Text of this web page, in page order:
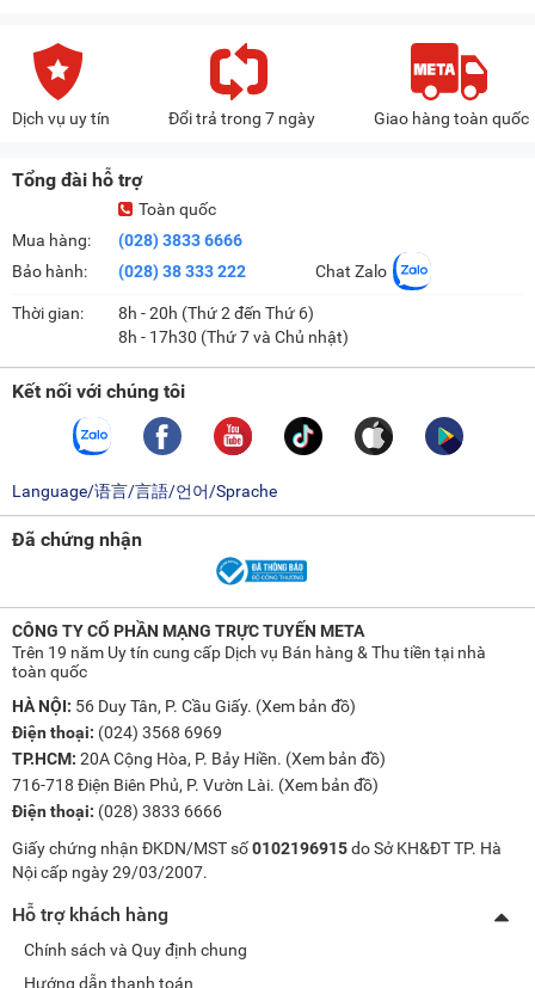
Dịch vụ uy tín Đổi trả trong 7 ngày Giao hàng toàn quốc
Tổng đài hỗ trợ
Mua hàng:
Bảo hành:
Toàn quốc
(028) 3833 6666
(028) 38 333 222
Chat Zalo
Thời gian:
8h - 20h (Thứ 2 đến Thứ 6)
8h - 17h30 (Thứ 7 và Chủ nhật)
Kết nối với chúng tôi
Language/语言/言語/언어/Sprache
Đã chứng nhận
CÔNG TY CỔ PHẦN MẠNG TRỰC TUYẾN META
Trên 19 năm Uy tín cung cấp Dịch vụ Bán hàng & Thu tiền tại nhà
toàn quốc
HÀ NỘI: 56 Duy Tân, P. Cầu Giấy. (Xem bản đồ)
Điện thoại: (024) 3568 6969
TP.HCM: 20A Cộng Hòa, P. Bảy Hiền. (Xem bản đồ)
716-718 Điện Biên Phủ, P. Vườn Lài. (Xem bản đồ)
Điện thoại: (028) 3833 6666
Giấy chứng nhận ĐKDN/MST số0102196915do Sở KH&ĐT TP. Hà
Nội cấp ngày 29/03/2007.
Hỗ trợ khách hàng
Chính sách và Quy định chung
Hướng dẫn thanh toán